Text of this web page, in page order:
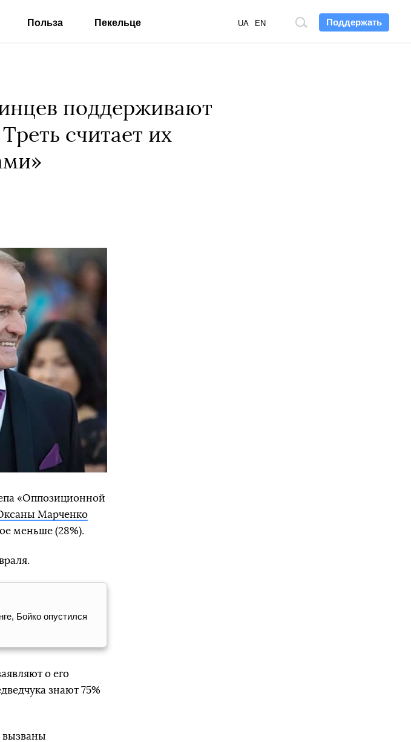
Поддержать
Поиск
UA EN
Польза Пекельце
поддерживают
считает их
«Оппозиционной
Марченко
меньше (28%).
Бойко опустился
о его
знают 75%
вызваны